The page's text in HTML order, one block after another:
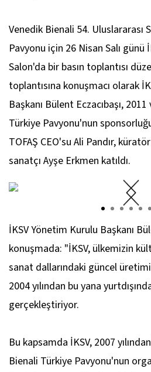
Venedik Bienali 54. Uluslararası
Pavyonu için 26 Nisan Salı günü
Salon'da bir basın toplantısı
toplantısına konuşmacı olarak
Başkanı Bülent Eczacıbaşı, 2011
Türkiye Pavyonu'nun
TOFAŞ CEO'su Ali Pandır,
sanatçı Ayşe Erkmen katıldı.
İKSV Yönetim Kurulu Başkanı
konuşmada: "İKSV, ülkemizin
sanat dallarındaki güncel
2004 yılından bu yana
gerçekleştiriyor.
Bu kapsamda İKSV, 2007
Bienali Türkiye Pavyonu'nun